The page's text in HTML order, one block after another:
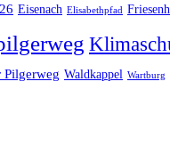
Eisenach Elisabethpfad
Waldkappel Wartburg